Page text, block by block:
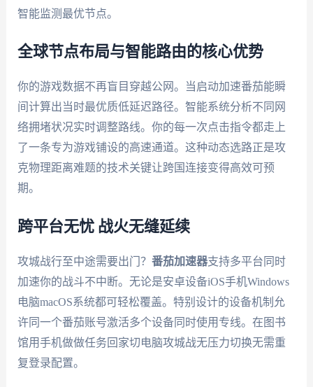
智能监测最优节点。
全球节点布局与智能路由的核心优势
你的游戏数据不再盲目穿越公网。当启动加速番茄能瞬
间计算出当时最优质低延迟路径。智能系统分析不同网
络拥堵状况实时调整路线。你的每一次点击指令都走上
了一条专为游戏铺设的高速通道。这种动态选路正是攻
克物理距离难题的技术关键让跨国连接变得高效可预
期。
跨平台无忧 战火无缝延续
攻城战行至中途需要出门？ 番茄加速器支持多平台同时
加速你的战斗不中断。无论是安卓设备iOS手机Windows
电脑macOS系统都可轻松覆盖。特别设计的设备机制允
许同一个番茄账号激活多个设备同时使用专线。在图书
馆用手机做做任务回家切电脑攻城战无压力切换无需重
复登录配置。